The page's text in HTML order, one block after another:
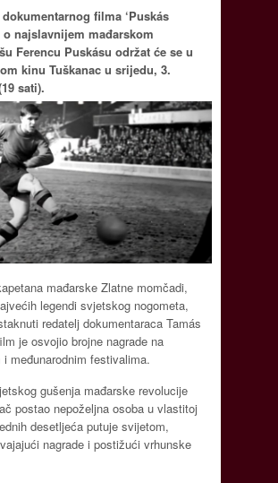
filma ‘Puskás
o najslavnijem mađarskom
Ferencu Puskásu održat će se u
kinu Tuškanac u srijedu, 3.
sati).
mađarske Zlatne momčadi,
legendi svjetskog nogometa,
redatelj dokumentaraca Tamás
je osvojio brojne nagrade na
i međunarodnim festivalima.
gušenja mađarske revolucije
postao nepoželjna osoba u vlastitoj
desetljeća putuje svijetom,
nagrade i postižući vrhunske